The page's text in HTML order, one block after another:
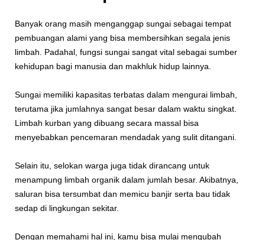
Banyak orang masih menganggap sungai sebagai tempat
pembuangan alami yang bisa membersihkan segala jenis
limbah. Padahal, fungsi sungai sangat vital sebagai sumber
kehidupan bagi manusia dan makhluk hidup lainnya.
Sungai memiliki kapasitas terbatas dalam mengurai limbah,
terutama jika jumlahnya sangat besar dalam waktu singkat.
Limbah kurban yang dibuang secara massal bisa
menyebabkan pencemaran mendadak yang sulit ditangani.
Selain itu, selokan warga juga tidak dirancang untuk
menampung limbah organik dalam jumlah besar. Akibatnya,
saluran bisa tersumbat dan memicu banjir serta bau tidak
sedap di lingkungan sekitar.
Dengan memahami hal ini, kamu bisa mulai mengubah